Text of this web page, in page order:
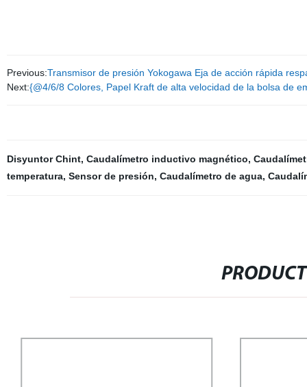
Previous:Transmisor de presión Yokogawa Eja de acción rápida
Next:{@4/6/8 Colores, Papel Kraft de alta velocidad de la bolsa de
Disyuntor Chint, Caudalímetro inductivo magnético,
temperatura, Sensor de presión, Caudalímetro de agua,